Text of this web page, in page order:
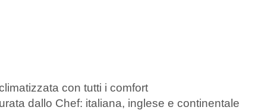
con tutti i comfort
dallo Chef: italiana, inglese e continentale